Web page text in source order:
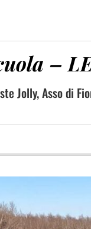
–
Jolly, Asso di